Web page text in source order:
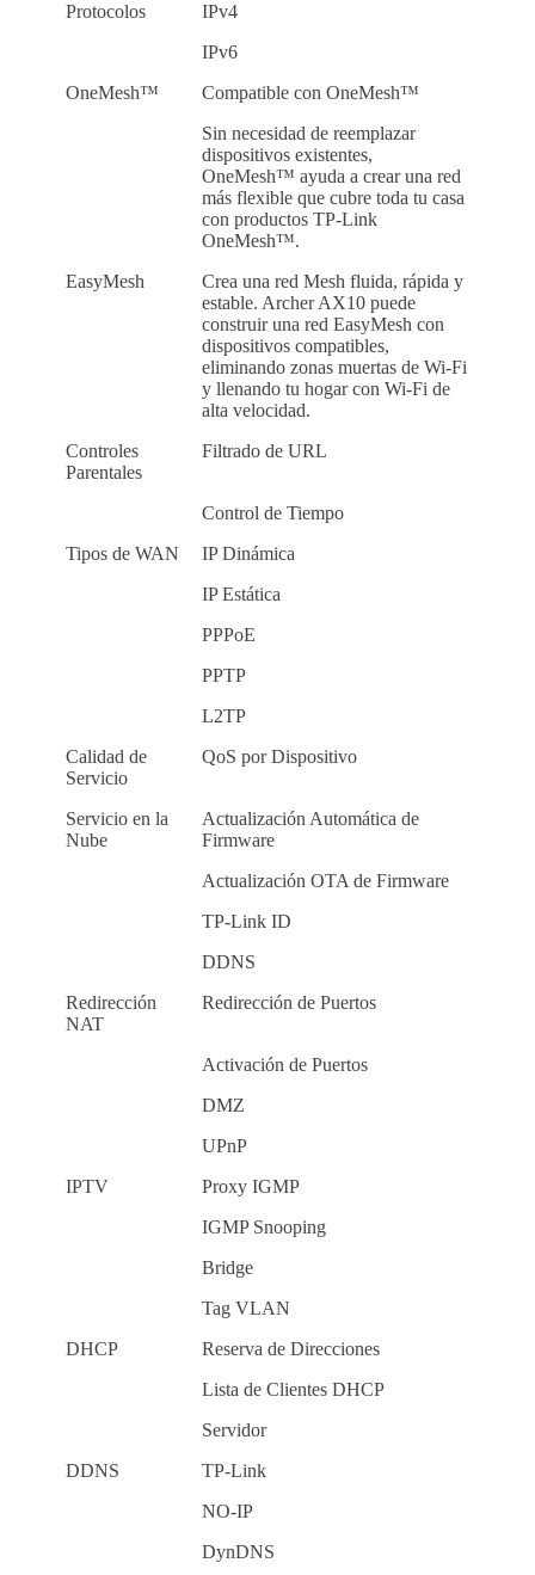
Protocolos
IPv4
IPv6
OneMesh™
Compatible con OneMesh™
Sin necesidad de reemplazar
dispositivos existentes,
OneMesh™ ayuda a crear una red
más flexible que cubre toda tu casa
con productos TP-Link
OneMesh™.
EasyMesh
Crea una red Mesh fluida, rápida y
estable. Archer AX10 puede
construir una red EasyMesh con
dispositivos compatibles,
eliminando zonas muertas de Wi-Fi
y llenando tu hogar con Wi-Fi de
alta velocidad.
Controles
Parentales
Filtrado de URL
Control de Tiempo
Tipos de WAN
IP Dinámica
IP Estática
PPPoE
PPTP
L2TP
Calidad de
Servicio
QoS por Dispositivo
Servicio en la
Nube
Actualización Automática de
Firmware
Actualización OTA de Firmware
TP-Link ID
DDNS
Redirección
NAT
Redirección de Puertos
Activación de Puertos
DMZ
UPnP
IPTV
Proxy IGMP
IGMP Snooping
Bridge
Tag VLAN
DHCP
Reserva de Direcciones
Lista de Clientes DHCP
Servidor
DDNS
TP-Link
NO-IP
DynDNS